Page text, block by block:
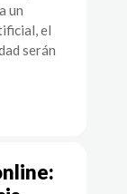
un
el
serán